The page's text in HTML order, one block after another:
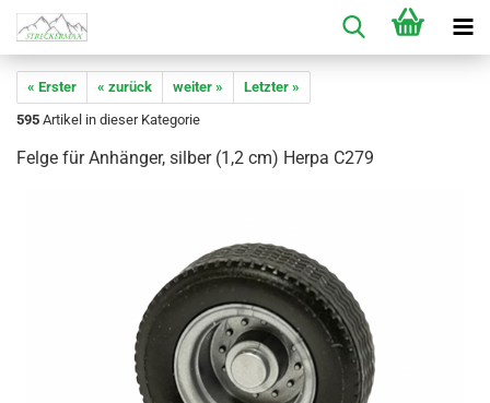
« Erster « zurück weiter »
Letzter »
595 Artikel in dieser Kategorie
Felge für Anhänger, silber (1,2 cm) Herpa C279